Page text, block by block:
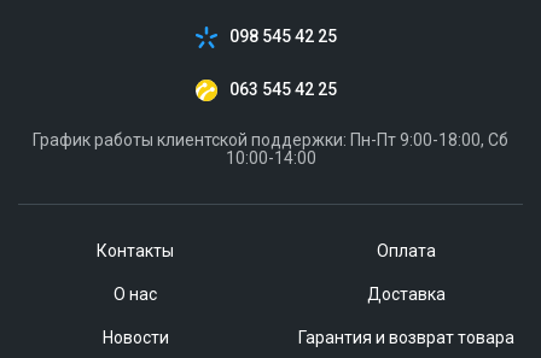
Контакты
О нас
Новости
Оплата
Доставка
Гарантия и возврат товара
098 545 42 25
063 545 42 25
График работы клиентской поддержки: Пн-Пт 9:00-18:00, Сб
10:00-14:00